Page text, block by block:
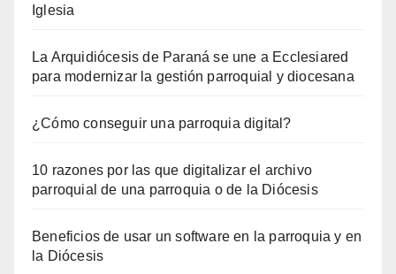
Iglesia
La Arquidiócesis de Paraná se une a Ecclesiared
para modernizar la gestión parroquial y diocesana
¿Cómo conseguir una parroquia digital?
10 razones por las que digitalizar el archivo
parroquial de una parroquia o de la Diócesis
Beneficios de usar un software en la parroquia y en
la Diócesis